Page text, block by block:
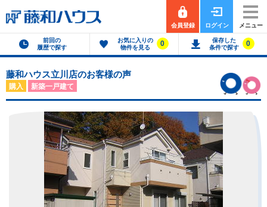
会員登録 ログイン メニュー
前回の
履歴で探す
お気に入りの
物件を見る
0
保存した
条件で探す
0
藤和ハウス立川店のお客様の声
購入 新築一戸建て